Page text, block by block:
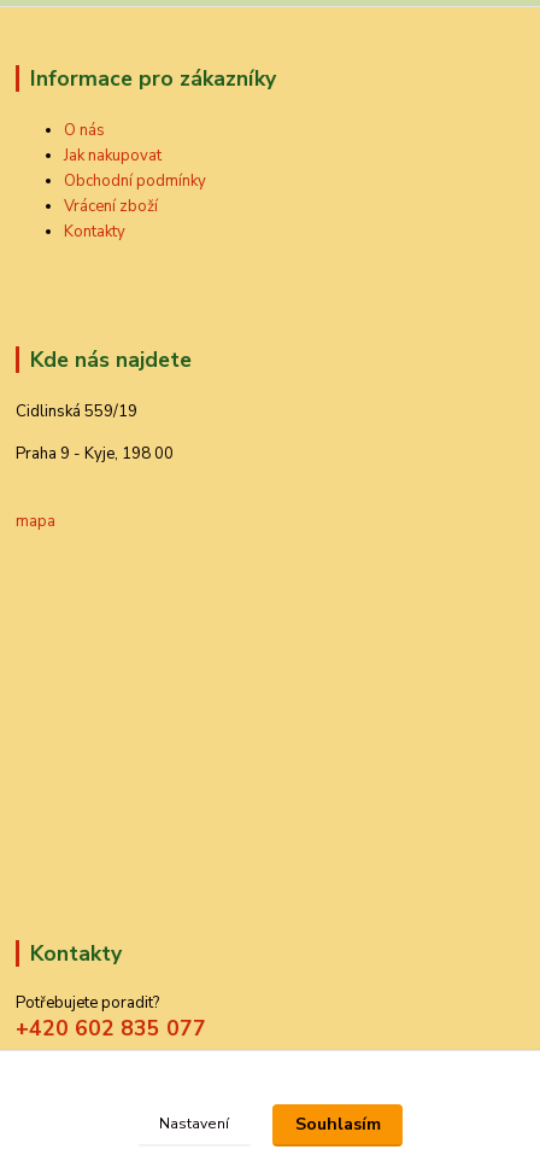
Informace pro zákazníky
O nás
Jak nakupovat
Obchodní podmínky
Vrácení zboží
Kontakty
Kde nás najdete
Cidlinská 559/19
Praha 9 - Kyje, 198 00
mapa
Kontakty
Potřebujete poradit?
+420 602 835 077
Nastavení Souhlasím